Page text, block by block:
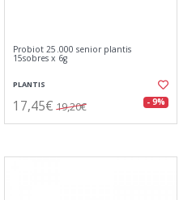
Probiot 25.000 senior plantis
15sobres x 6g
PLANTIS
17,45€ 19,20€ - 9%